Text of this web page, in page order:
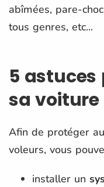
abîmées, pare-
tous genres, etc...
5 astuces
sa
Afin de protéger
voleurs, vous
installer un